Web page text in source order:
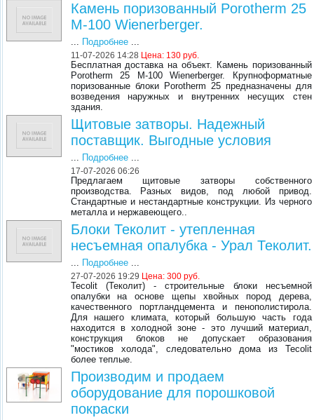
Камень поризованный Porotherm 25
М-100 Wienerberger.
... Подробнее...
11-07-2026 14:28 Цена: 130 руб.
Бесплатная доставка на объект. Камень поризованный
Porotherm 25 М-100 Wienerberger. Крупноформатные
поризованные блоки Porotherm 25 предназначены для
возведения наружных и внутренних несущих стен
здания.
Щитовые затворы. Надежный
поставщик. Выгодные условия
... Подробнее...
17-07-2026 06:26
Предлагаем щитовые затворы собственного
производства. Разных видов, под любой привод.
Стандартные и нестандартные конструкции. Из черного
металла и нержавеющего..
Блоки Теколит - утепленная
несъемная опалубка - Урал Теколит.
... Подробнее...
27-07-2026 19:29 Цена: 300 руб.
Tecolit (Теколит) - строительные блоки несъемной
опалубки на основе щепы хвойных пород дерева,
качественного портландцемента и пенополистирола.
Для нашего климата, который большую часть года
находится в холодной зоне - это лучший материал,
конструкция блоков не допускает образования
"мостиков холода", следовательно дома из Tecolit
более теплые.
Производим и продаем
оборудование для порошковой
покраски